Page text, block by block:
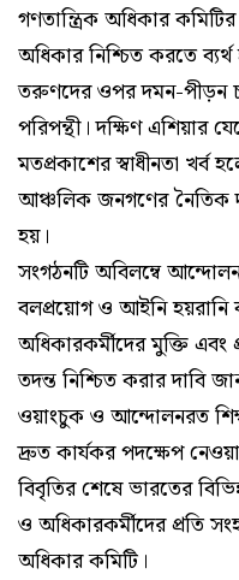
গণতান্ত্রিক অধিকার
অধিকার নিশ্চিত করতে
তরুণদের ওপর দমন-পীড়ন
পরিপন্থী। দক্ষিণ এশিয়ার
মতপ্রকাশের স্বাধীনতা খর্ব
আঞ্চলিক জনগণের নৈতিক
হয়।
সংগঠনটি অবিলম্বে
বলপ্রয়োগ ও আইনি হয়রানি
অধিকারকর্মীদের মুক্তি
তদন্ত নিশ্চিত করার দাবি
ওয়াংচুক ও আন্দোলনরত
দ্রুত কার্যকর পদক্ষেপ
বিবৃতির শেষে ভারতের
ও অধিকারকর্মীদের প্রতি
অধিকার কমিটি।